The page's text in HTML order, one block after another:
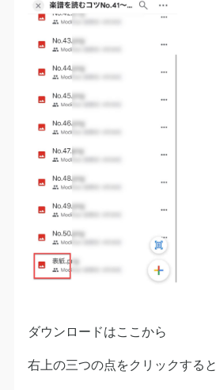
ダウンロードはここから
右上の三つの点をクリックすると